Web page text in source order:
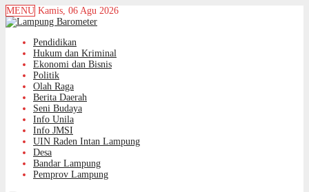
MENU Kamis, 06 Agu 2026
Pendidikan
Hukum dan Kriminal
Ekonomi dan Bisnis
Politik
Olah Raga
Berita Daerah
Seni Budaya
Info Unila
Info JMSI
UIN Raden Intan Lampung
Desa
Bandar Lampung
Pemprov Lampung